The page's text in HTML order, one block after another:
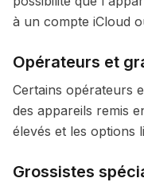
à un compte iCloud
Opérateurs et
Certains opérateurs
des appareils remis
élevés et les options
Grossistes